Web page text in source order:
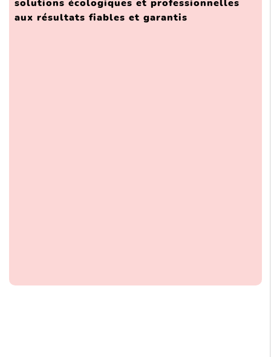
solutions écologiques et professionnelles
aux résultats fiables et garantis